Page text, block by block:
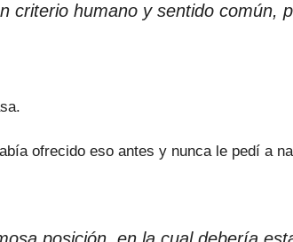
criterio humano y sentido común,
ofrecido eso antes y nunca le pedí a